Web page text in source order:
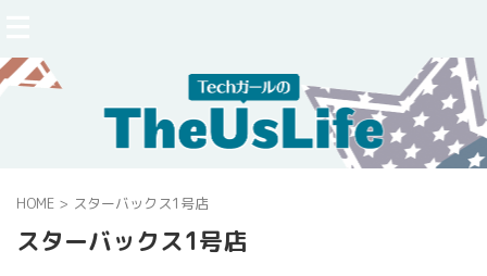
HOME > スターバックス1号店
スターバックス1号店